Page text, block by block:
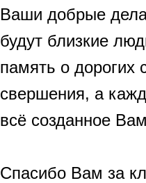
Ваши добрые
будут близкие
память о дорогих
свершения, а
всё созданное
Спасибо Вам за